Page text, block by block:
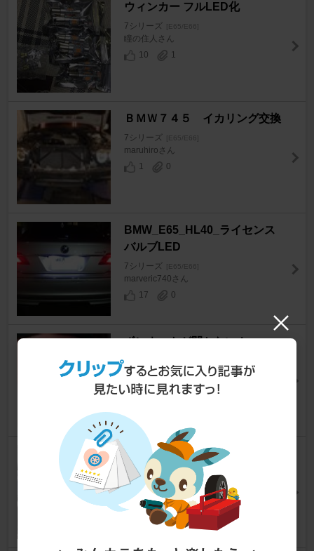
ウィンカー フルLED化
7シリーズ [E65/E66]
瞳の住人さん
10
1
ＢＭＷ７４５ イカリング交換
7シリーズ [E65/E66]
maruhiroさん
1
0
BMW_E65_HL40_ライセンス
バルブLED
7シリーズ [E65/E66]
marveric740さん
17
0
ボンネットが開かない！
7シリーズ
ポルちんさん
2
トランスミッション修理
7シリーズ [E65/E66]
ポルちんさん
17